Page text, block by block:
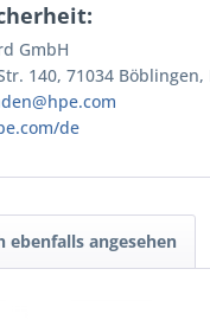
GmbH
140, 71034
de
ebenfalls angesehen